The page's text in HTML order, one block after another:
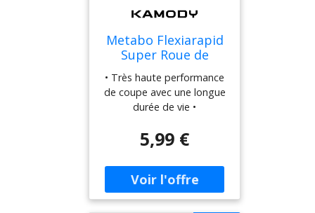
Metabo Flexiarapid
Super Roue de
tronçonnage 125 x
1,0 x 22,23 TF 41
616189000
• Très haute performance
de coupe avec une longue
durée de vie •
matériaux réduite,
économie d'énergie,
charge de machine réduite
• Vitesse de travail
maximale 80 m/s
Paramètres techniques •
5,99 €